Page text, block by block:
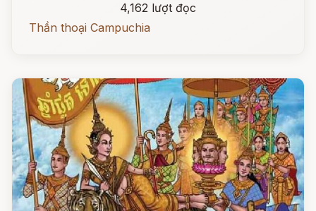
4,162 lượt đọc
Thần thoại Campuchia